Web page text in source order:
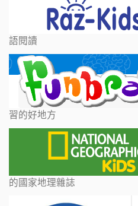
語閱讀
習的好地方
的國家地理雜誌